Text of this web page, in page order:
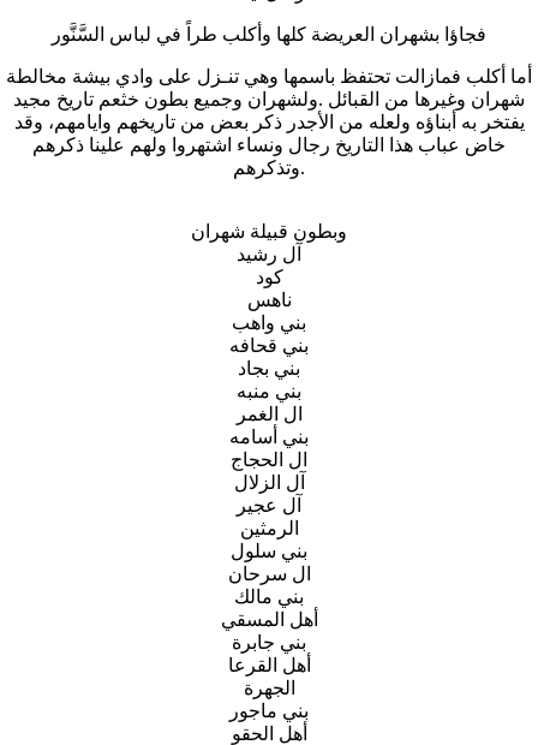
فجاؤا بشهران العريضة كلها وأكلب طراً في لباس السَّنَّور
أما أكلب فمازالت تحتفظ باسمها وهي تنـزل على وادي بيشة مخالطة
شهران وغيرها من القبائل .ولشهران وجميع بطون خثعم تاريخ مجيد
يفتخر به أبناؤه ولعله من الأجدر ذكر بعض من تاريخهم وايامهم، وقد
خاض عباب هذا التاريخ رجال ونساء اشتهروا ولهم علينا ذكرهم
وتذكرهم.
وبطون قبيلة شهران
آل رشيد
كود
ناهس
بني واهب
بني قحافه
بني بجاد
بني منبه
ال الغمر
بني أسامه
ال الحجاج
آل الزلال
آل عجير
الرمثين
بني سلول
ال سرحان
بني مالك
أهل المسقي
بني جابرة
أهل القرعا
الجهرة
بني ماجور
أهل الحقو